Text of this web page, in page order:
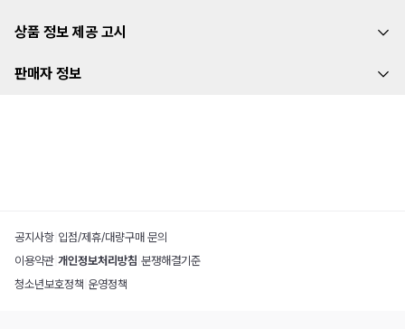
상품 정보 제공 고시
판매자 정보
공지사항 입점/제휴/대량구매 문의
이용약관 개인정보처리방침 분쟁해결기준
청소년보호정책 운영정책